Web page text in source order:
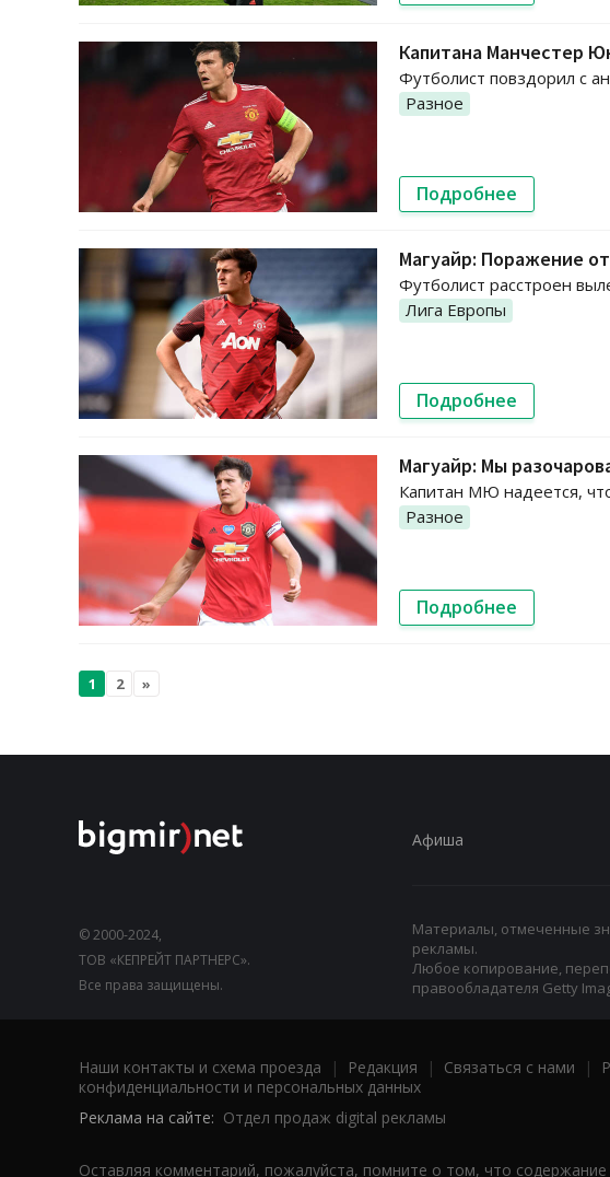
Капитана Манчестер
Футболист повздорил с
Разное
Подробнее
Магуайр: Поражение
Футболист расстроен
Лига Европы
Подробнее
Магуайр: Мы
Капитан МЮ надеется,
Разное
Подробнее
1 2 »
© 2000-2024,
ТОВ «КЕПРЕЙТ ПАРТНЕРС».
Все права защищены.
Афиша
Материалы, отмеченные
рекламы.
Любое копирование,
правообладателя Getty
Наши контакты и схема проезда | Редакция | Связаться с нами |
конфиденциальности и персональных данных
Реклама на сайте: Отдел продаж digital рекламы
Оставляя комментарий, пожалуйста, помните о том, что